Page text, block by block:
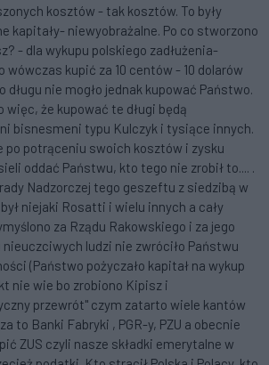
kosztów - tak kosztów. To były
kapitały- niewyobrażalne. Po co stworzono
- dla wykupu polskiego zadłużenia-
wówczas kupić za 10 centów - 10 dolarów
długu nie mogło jednak kupować Państwo.
więc, że kupować te długi będą
bisnesmeni typu Kulczyk i tysiące innych.
po potrąceniu swoich kosztów i zysku
oddać Państwu, kto tego nie zrobił to.... .
Nadzorczej tego geszeftu z siedzibą w
niejaki Rosatti i wielu innych a cały
za Rządu Rakowskiego i za jego
nieuczciwych ludzi nie zwróciło Państwu
(Państwo pożyczało kapitał na wykup
nie wie bo zrobiono Kipisz i
przewrót" czym zatarto wiele kantów
to Banki Fabryki , PGR-y, PZU a obecnie
ZUS czyli nasze składki emerytalne w